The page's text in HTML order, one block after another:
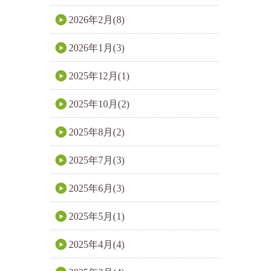
2026年2月(8)
2026年1月(3)
2025年12月(1)
2025年10月(2)
2025年8月(2)
2025年7月(3)
2025年6月(3)
2025年5月(1)
2025年4月(4)